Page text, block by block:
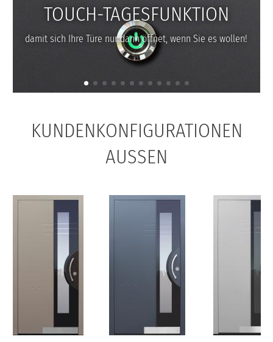
TOUCH-TAGESFUNKTION
damit sich Ihre Türe nur dann öffnet, wenn Sie es wollen!
KUNDENKONFIGURATIONEN
AUSSEN